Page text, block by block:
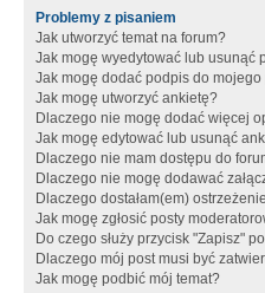
Problemy z pisaniem
Jak utworzyć temat na forum?
Jak mogę wyedytować lub usunąć
Jak mogę dodać podpis do mojego
Jak mogę utworzyć ankietę?
Dlaczego nie mogę dodać więcej
Jak mogę edytować lub usunąć
Dlaczego nie mam dostępu do
Dlaczego nie mogę dodawać
Dlaczego dostałam(em)
Jak mogę zgłosić posty
Do czego służy przycisk "Zapisz"
Dlaczego mój post musi być
Jak mogę podbić mój temat?